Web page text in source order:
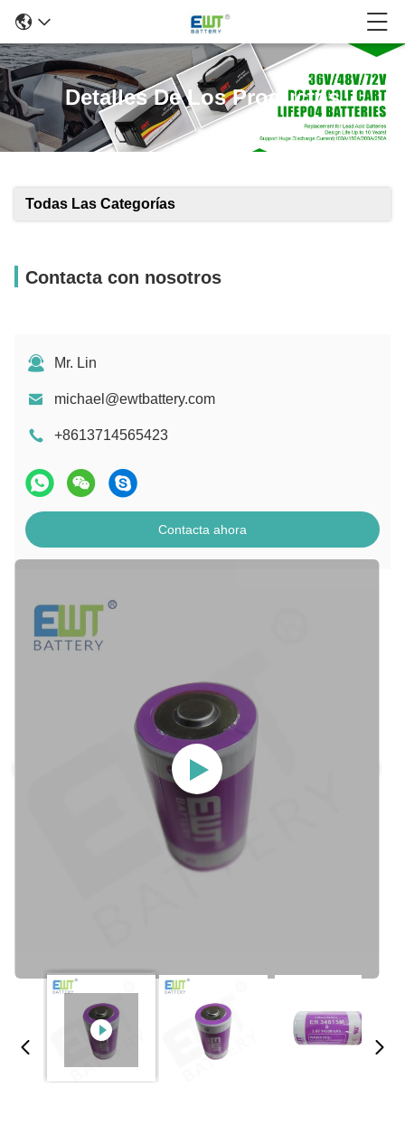
Detalles De Los Productos
Todas Las Categorías
Contacta con nosotros
Mr. Lin
michael@ewtbattery.com
+8613714565423
Contacta ahora